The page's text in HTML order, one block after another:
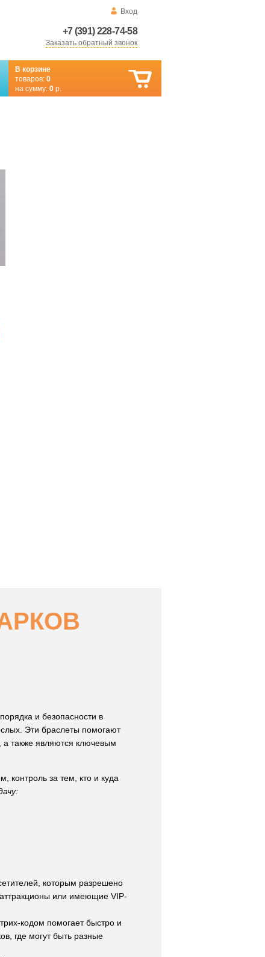
Вход
+7 (391) 228-74-58
Заказать обратный звонок
В корзине
товаров: 0
на сумму: 0 р.
и безопасности в
Эти браслеты помогают
а также являются ключевым
контроль за тем, кто и куда
которым разрешено
или имеющие VIP-
кодом помогает быстро и
где могут быть разные